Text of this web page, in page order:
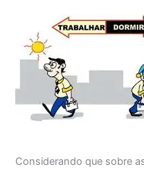
Considerando que sobre